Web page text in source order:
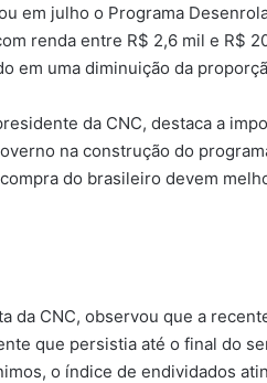
em julho o Programa
renda entre R$ 2,6 mil e R$
em uma diminuição da
da CNC, destaca a
na construção do
do brasileiro devem
da CNC, observou que a
que persistia até o final do
o índice de endividados